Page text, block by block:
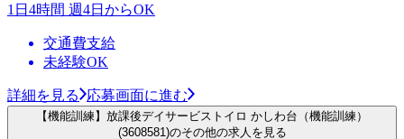
1日4時間 週4日からOK
交通費支給
未経験OK
詳細を見る 応募画面に進む
【機能訓練】放課後デイサービストイロ かしわ台（機能訓練）
(3608581)のその他の求人を見る